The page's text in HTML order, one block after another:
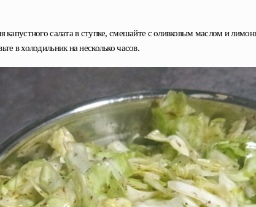
капустного салата в ступке, смешайте с оливковым маслом и
в холодильник на несколько часов.